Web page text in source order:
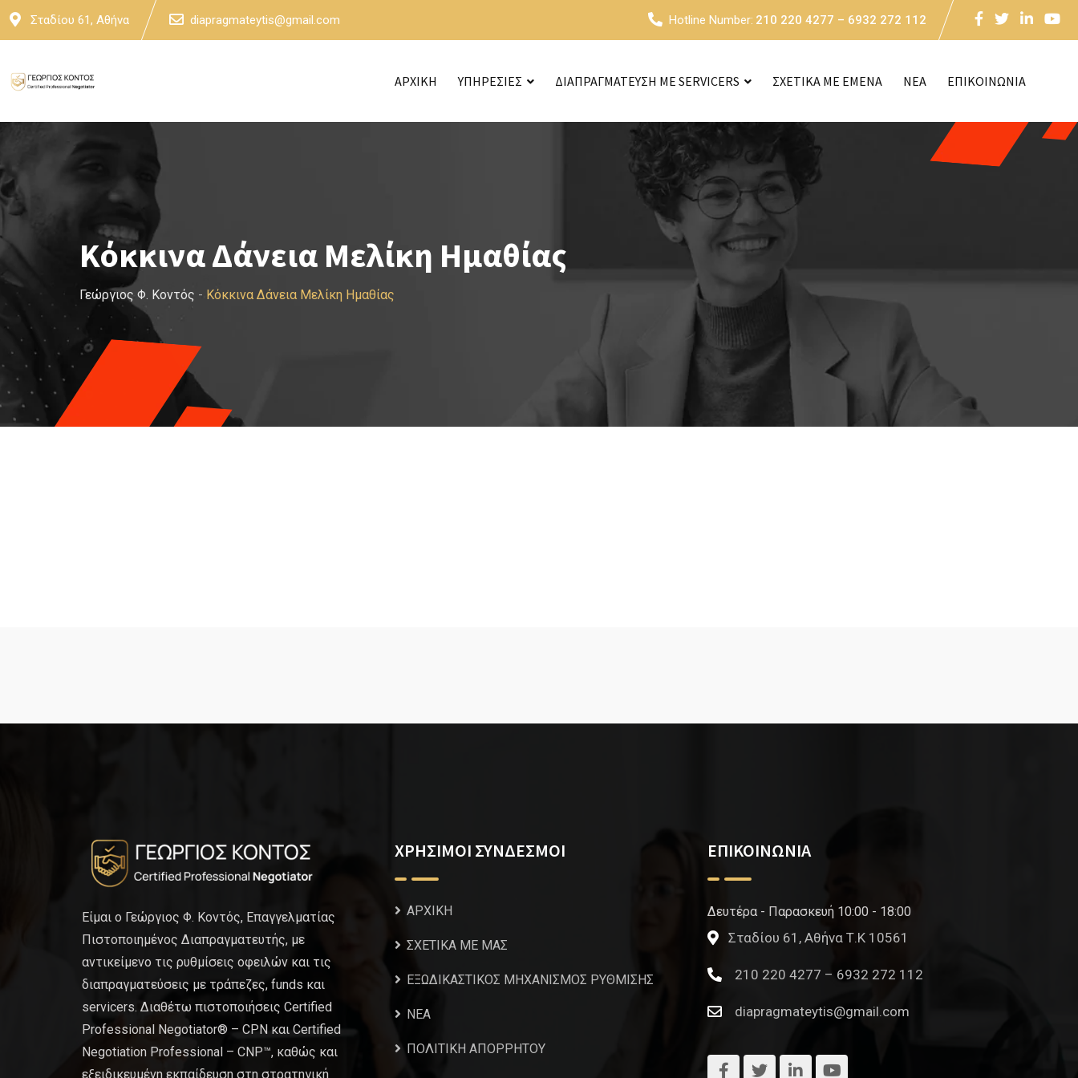
Skip
Σταδίου 61, Αθήνα diapragmateytis@gmail.com Hotline Number: 210 220 4277 – 6932 272 112
ΑΡΧΙΚΗ ΥΠΗΡΕΣΙΕΣ ΔΙΑΠΡΑΓΜΑΤΕΥΣΗ ΜΕ SERVICERS ΣΧΕΤΙΚΑ ΜΕ ΕΜΕΝΑ NEA ΕΠΙΚΟΙΝΩΝΙΑ
Κόκκινα Δάνεια Μελίκη Ημαθίας
Γεώργιος Φ. Κοντός - Κόκκινα Δάνεια Μελίκη Ημαθίας
Είμαι ο Γεώργιος Φ. Κοντός, Επαγγελματίας
Πιστοποιημένος Διαπραγματευτής, με
αντικείμενο τις ρυθμίσεις οφειλών και τις
διαπραγματεύσεις με τράπεζες, funds και
servicers. Διαθέτω πιστοποιήσεις Certified
Professional Negotiator® – CPN και Certified
Negotiation Professional – CNP™, καθώς και
εξειδικευμένη εκπαίδευση στη στρατηγική
ΧΡΗΣΙΜΟΙ ΣΥΝΔΕΣΜΟΙ
ΑΡΧΙΚΗ
ΣΧΕΤΙΚΑ ΜΕ ΜΑΣ
ΕΞΩΔΙΚΑΣΤΙΚΟΣ ΜΗΧΑΝΙΣΜΟΣ ΡΥΘΜΙΣΗΣ
NEA
ΠΟΛΙΤΙΚΗ ΑΠΟΡΡΗΤΟΥ
ΕΠΙΚΟΙΝΩΝΙΑ
Δευτέρα - Παρασκευή 10:00 - 18:00
Σταδίου 61, Αθήνα Τ.Κ 10561
210 220 4277 – 6932 272 112
diapragmateytis@gmail.com